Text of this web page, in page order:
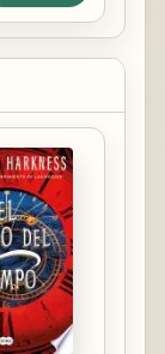
manos de
de la ...
llevar a
de Pema
regresan
cuando
su vida.
por
alguna